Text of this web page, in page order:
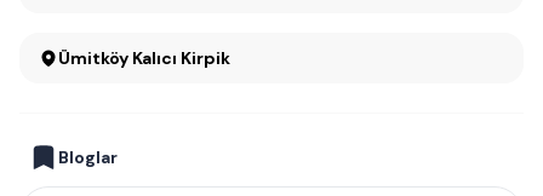
Ümitköy Kalıcı Kirpik
Bloglar